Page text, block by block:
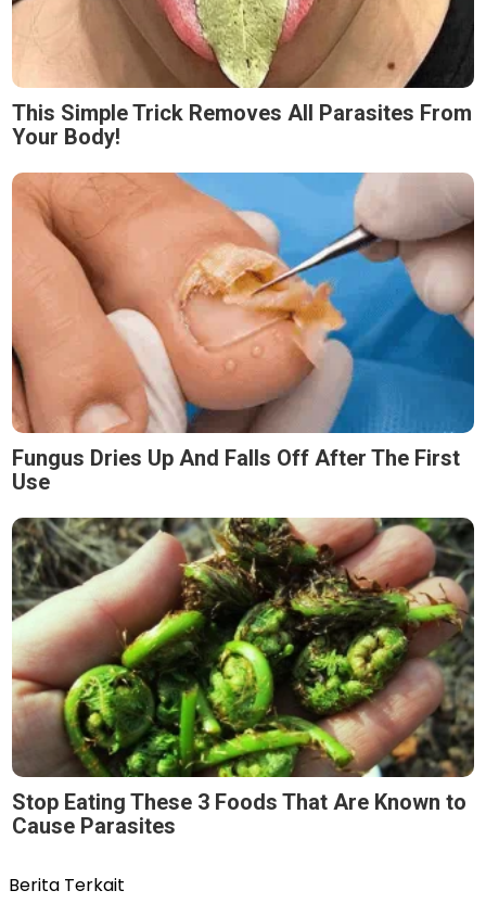
This Simple Trick Removes All Parasites From
Your Body!
Fungus Dries Up And Falls Off After The First
Use
Stop Eating These 3 Foods That Are Known to
Cause Parasites
Berita Terkait